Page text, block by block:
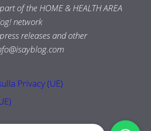
of the HOME & HEALTH AREA
network
releases and other
Privacy (UE)